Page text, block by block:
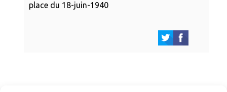
place du 18-juin-1940